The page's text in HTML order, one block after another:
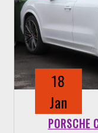
18
Jan